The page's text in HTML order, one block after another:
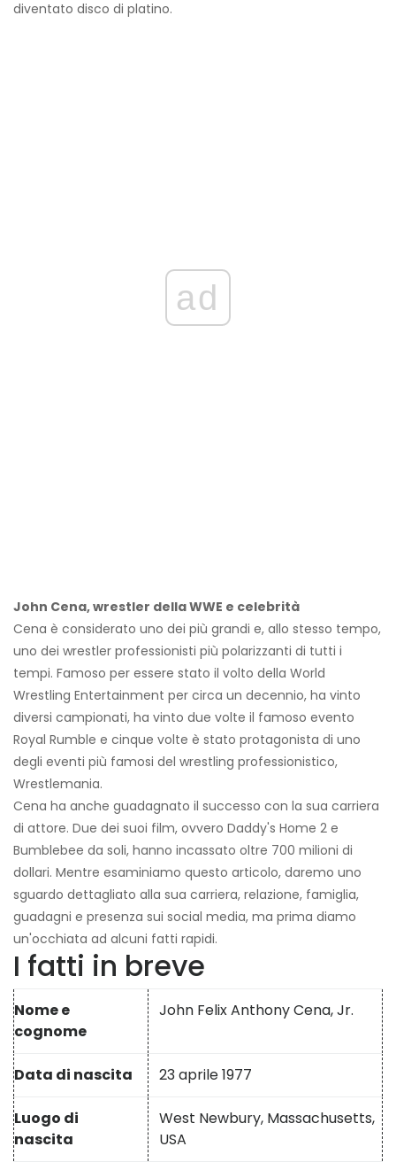
diventato disco di platino.
ad
John Cena, wrestler della WWE e celebrità
Cena è considerato uno dei più grandi e, allo stesso tempo,
uno dei wrestler professionisti più polarizzanti di tutti i
tempi. Famoso per essere stato il volto della World
Wrestling Entertainment per circa un decennio, ha vinto
diversi campionati, ha vinto due volte il famoso evento
Royal Rumble e cinque volte è stato protagonista di uno
degli eventi più famosi del wrestling professionistico,
Wrestlemania.
Cena ha anche guadagnato il successo con la sua carriera
di attore. Due dei suoi film, ovvero Daddy's Home 2 e
Bumblebee da soli, hanno incassato oltre 700 milioni di
dollari. Mentre esaminiamo questo articolo, daremo uno
sguardo dettagliato alla sua carriera, relazione, famiglia,
guadagni e presenza sui social media, ma prima diamo
un'occhiata ad alcuni fatti rapidi.
I fatti in breve
Nome e
cognome
John Felix Anthony Cena, Jr.
Data di nascita 23 aprile 1977
Luogo di
nascita
West Newbury, Massachusetts,
USA